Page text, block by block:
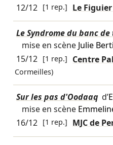
12/12 [1 rep.] Le
Le Syndrome du banc
mise en scène Julie
15/12 [1 rep.] Centre
Cormeilles)
Sur les pas d'Oodaaq d’
mise en scène
16/12 [1 rep.] MJC de